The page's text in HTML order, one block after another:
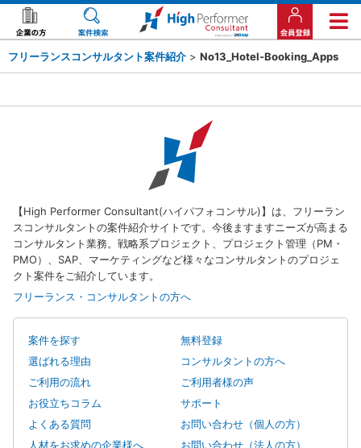
フリーランスコンサルタント案件紹介 > No13_Hotel-Booking_Apps
【High Performer Consultant(ハイパフォコンサル)】は、フリーラン
スコンサルタントの案件紹介サイトです。今後ますますニーズが高まる
コンサルタント業務。戦略系プロジェクト、プロジェクト管理（PM・
PMO）、SAP、マーケティングなど様々なコンサルタントのプロジェ
クト案件をご紹介しています。
フリーランス・コンサルタントの方へ
案件を探す
無料登録
選ばれる理由
コンサルタントの方へ
ご利用の流れ
ご利用者様の声
お役立ちコラム
サポート
よくある質問
お問い合わせ（個人の方）
人材をお求めの企業様へ
お問い合わせ（法人の方）